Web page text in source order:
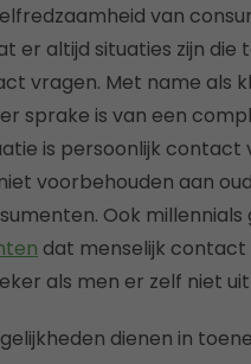
van
er altijd situaties zijn die
vragen. Met name als
sprake is van een
is persoonlijk contact
voorbehouden aan
Ook millennials
dat menselijk contact
als men er zelf niet
dienen in